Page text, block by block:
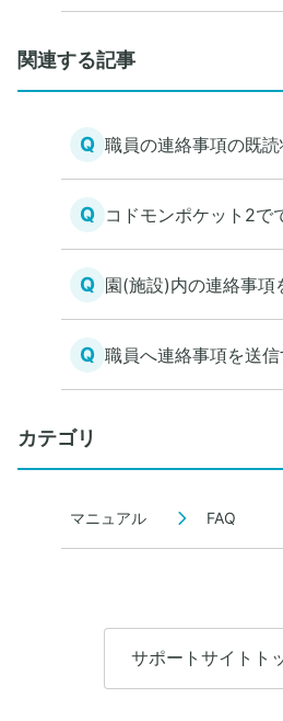
関連する記事
Q 職員の連絡事項の既
Q コドモンポケット2で
Q 園(施設)内の連絡事項
Q 職員へ連絡事項を送信
カテゴリ
マニュアル FAQ
サポートサイトト